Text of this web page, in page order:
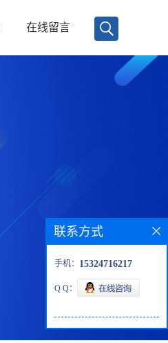
在线留言
联系方式
手机： 15324716217
Q Q：